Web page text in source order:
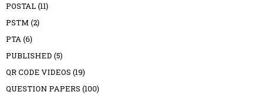
POSTAL(11)
PSTM (2)
PTA(6)
PUBLISHED (5)
QR CODE VIDEOS (19)
QUESTION PAPERS (100)